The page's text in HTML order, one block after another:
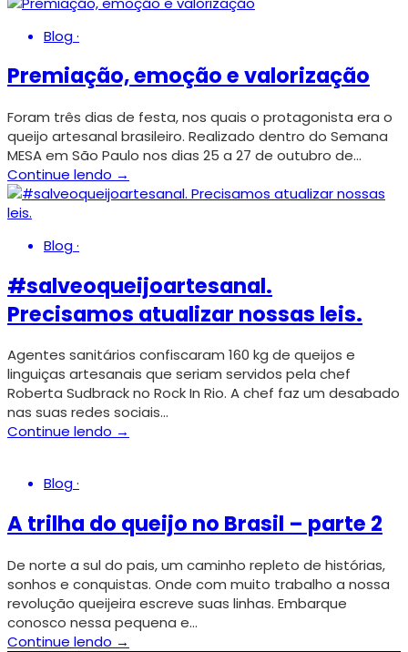
Blog·
Premiação, emoção e valorização
Foram três dias de festa, nos quais o protagonista era o
queijo artesanal brasileiro. Realizado dentro do Semana
MESA em São Paulo nos dias 25 a 27 de outubro de…
Continue lendo →
Blog·
#salveoqueijoartesanal.
Precisamos atualizar nossas leis.
Agentes sanitários confiscaram 160 kg de queijos e
linguiças artesanais que seriam servidos pela chef
Roberta Sudbrack no Rock In Rio. A chef faz um desabado
nas suas redes sociais…
Continue lendo →
Blog·
A trilha do queijo no Brasil – parte 2
De norte a sul do pais, um caminho repleto de histórias,
sonhos e conquistas. Onde com muito trabalho a nossa
revolução queijeira escreve suas linhas. Embarque
conosco nessa pequena e…
Continue lendo →